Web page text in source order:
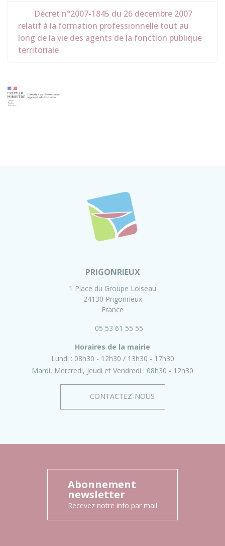
Décret n°2007-1845 du 26 décembre 2007
relatif à la formation professionnelle tout au
long de la vie des agents de la fonction publique
territoriale
PRIGONRIEUX
1 Place du Groupe Loiseau
24130 Prigonrieux
France
05 53 61 55 55
Horaires de la mairie
Lundi : 08h30 - 12h30
13h30 - 17h30
Mardi, Mercredi, Jeudi et Vendredi : 08h30 - 12h30
CONTACTEZ-NOUS
Abonnement
newsletter
Recevez notre info par mail